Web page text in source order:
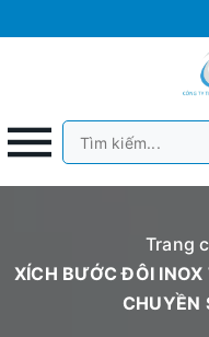
Trang
XÍCH BƯỚC ĐÔI INOX
CHUYỀN